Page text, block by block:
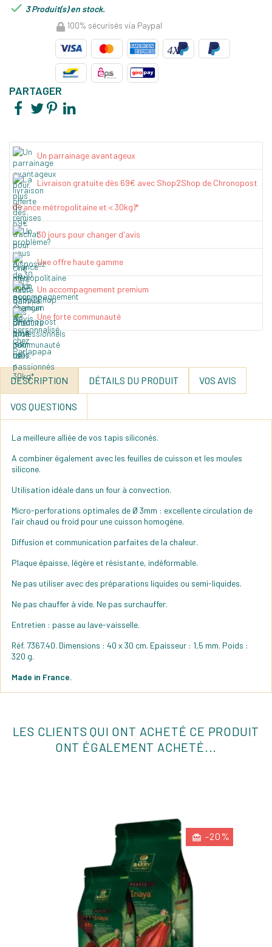
 3 Produit(s) en stock.
100% sécurisés via Paypal
PARTAGER
Un parrainage avantageux
Livraison gratuite dès 69€ avec Shop2Shop de Chronopost
(France métropolitaine et < 30kg)*
30 jours pour changer d'avis
Une offre haute gamme
Un accompagnement premium
Une forte communauté
DESCRIPTION DÉTAILS DU PRODUIT VOS AVIS
VOS QUESTIONS
La meilleure alliée de vos tapis siliconés.
A combiner également avec les feuilles de cuisson et les moules
silicone.
Utilisation idéale dans un four à convection.
Micro-perforations optimales de Ø 3mm : excellente circulation de
l‘air chaud ou froid pour une cuisson homogène.
Diffusion et communication parfaites de la chaleur.
Plaque épaisse, légère et résistante, indéformable.
Ne pas utiliser avec des préparations liquides ou semi-liquides.
Ne pas chauffer à vide. Ne pas surchauffer.
Entretien : passe au lave-vaisselle.
Réf. 7367.40. Dimensions : 40 x 30 cm. Epaisseur : 1,5 mm. Poids :
320 g.
Made in France.
LES CLIENTS QUI ONT ACHETÉ CE PRODUIT
ONT ÉGALEMENT ACHETÉ...
-20%